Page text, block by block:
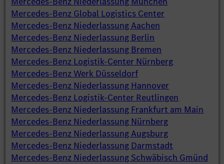
Mercedes-Benz Global Logistics Center
Mercedes-Benz Niederlassung Aachen
Mercedes-Benz Niederlassung Berlin
Mercedes-Benz Niederlassung Bremen
Mercedes-Benz Logistik-Center Nürnberg
Mercedes-Benz Werk Düsseldorf
Mercedes-Benz Niederlassung Hannover
Mercedes-Benz Logistik-Center Reutlingen
Mercedes-Benz Niederlassung Frankfurt am Main
Mercedes-Benz Niederlassung Nürnberg
Mercedes-Benz Niederlassung Augsburg
Mercedes-Benz Niederlassung Darmstadt
Mercedes-Benz Niederlassung Schwäbisch Gmünd